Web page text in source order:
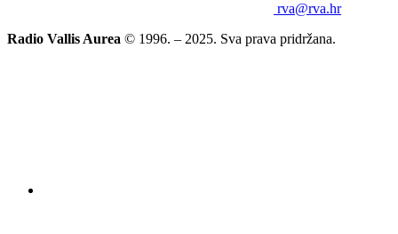
rva@rva.hr
Radio Vallis Aurea © 1996. – 2025. Sva prava pridržana.